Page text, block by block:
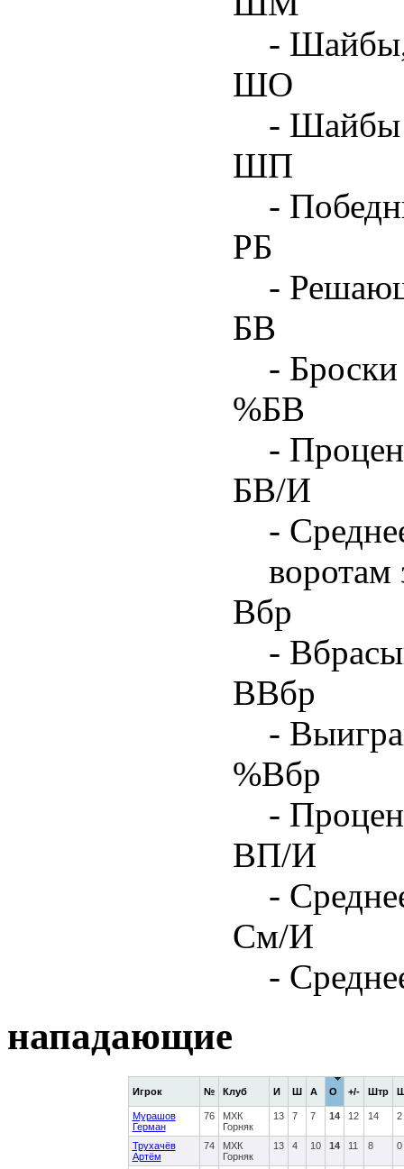
- Шайбы,
ШО
- Шайбы
ШП
-
РБ
-
БВ
-
%БВ
-
БВ/И
-
воротам
Вбр
-
ВВбр
-
%Вбр
-
ВП/И
-
См/И
-
нападающие
Игрок № Клуб И Ш А О +/- Штр
Мурашов
Герман
76
МХК
Горняк
13 7 7 14 12 14 2
Трухачёв
Артём
74
МХК
Горняк
13 4 10 14 11 8 0